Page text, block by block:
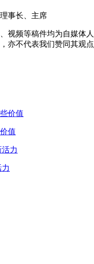
事长、主席
视频等稿件均为自媒体
亦不代表我们赞同其观
值